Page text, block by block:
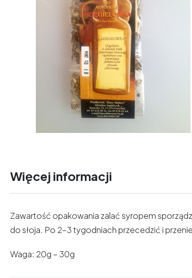
Więcej informacji
Zawartość opakowania zalać syropem
do słoja. Po 2-3 tygodniach przecedzić i
Waga: 20g – 30g